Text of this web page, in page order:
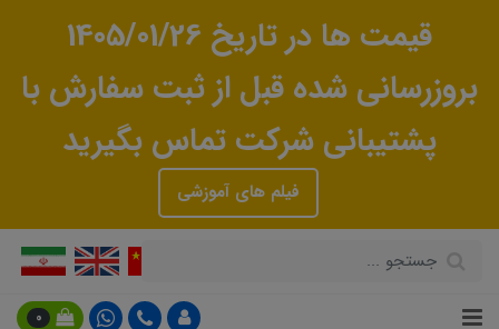
قیمت ها در تاریخ 1405/01/26
بروزرسانی شده قبل از ثبت سفارش با
پشتیبانی شرکت تماس بگیرید
فیلم های آموزشی
0